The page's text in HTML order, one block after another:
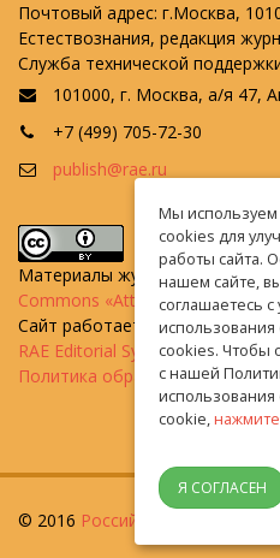
Почтовый адрес: г.Москва,
Естествознания, редакция
Служба технической
101000, г. Москва, а/я 47,
+7 (499) 705-72-30
publish@rae.ru
Материалы журнала доступны
Commons «Attribution»
Сайт работает на
RAE Editorial System
Политика обработки
© 2016 Российская академия
Мы
cookies для
работы сайта.
нашем сайте,
соглашаетесь с
использования
cookies. Чтобы
с нашей
использования
cookie,
Я СОГЛАСЕН